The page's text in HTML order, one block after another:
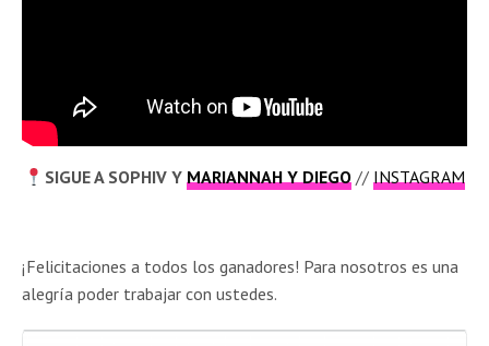
SIGUE A SOPHIV Y MARIANNAH Y DIEGO// INSTAGRAM
¡Felicitaciones a todos los ganadores! Para nosotros es una
alegría poder trabajar con ustedes.